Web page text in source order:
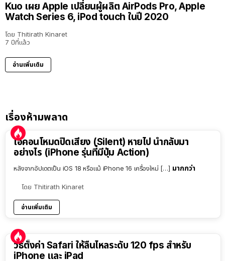
Kuo เผย Apple เปลี่ยนผู้ผลิต AirPods Pro, Apple
Watch Series 6, iPod touch ในปี 2020
โดย Thitirath Kinaret
7 ปีที่แล้ว
อ่านเพิ่มเติม
เรื่องห้ามพลาด
ไอคอนโหมดปิดเสียง (Silent) หายไป นำกลับมา
อย่างไร (iPhone รุ่นที่มีปุ่ม Action)
หลังจากอัปเดตเป็น iOS 18 หรือแม้ iPhone 16 เครื่องใหม่ […] มากกว่า
โดย Thitirath Kinaret
อ่านเพิ่มเติม
วิธีตั้งค่า Safari ให้ลื่นไหลระดับ 120 fps สำหรับ
iPhone และ iPad